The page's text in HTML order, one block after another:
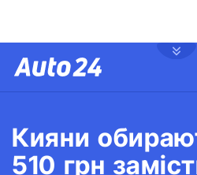
Кияни
510 грн